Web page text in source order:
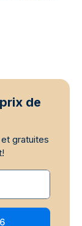
de
gratuites